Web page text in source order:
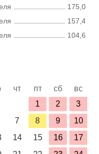
175,0
157,4
104,6
чт пт сб
вс
1
2
3
7 8 9
10
14 15 16
17